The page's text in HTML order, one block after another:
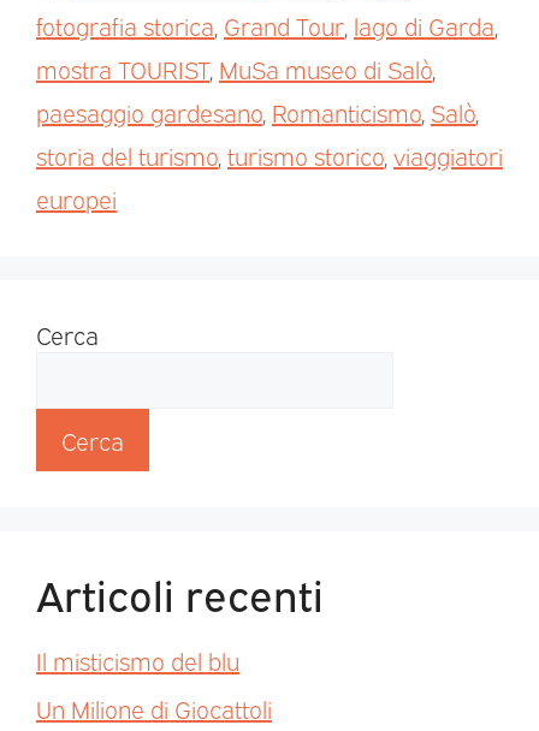
fotografia storica, Grand Tour, lago di Garda,
mostra TOURIST, MuSa museo di Salò,
paesaggio gardesano, Romanticismo, Salò,
storia del turismo,turismo storico,viaggiatori
europei
Cerca
Cerca
Articoli recenti
Il misticismo del blu
Un Milione di Giocattoli